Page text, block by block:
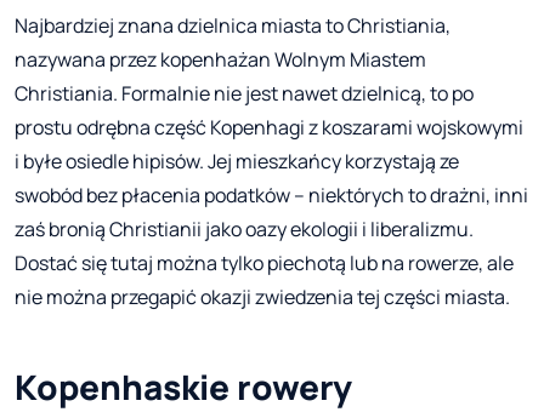
Najbardziej znana dzielnica miasta to Christiania,
nazywana przez kopenhażan Wolnym Miastem
Christiania. Formalnie nie jest nawet dzielnicą, to po
prostu odrębna część Kopenhagi z koszarami wojskowymi
i byłe osiedle hipisów. Jej mieszkańcy korzystają ze
swobód bez płacenia podatków – niektórych to drażni, inni
zaś bronią Christianii jako oazy ekologii i liberalizmu.
Dostać się tutaj można tylko piechotą lub na rowerze, ale
nie można przegapić okazji zwiedzenia tej części miasta.
Kopenhaskie rowery